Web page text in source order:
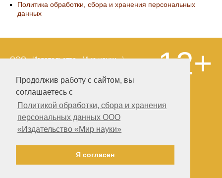
Продолжив работу с сайтом, вы
соглашаетесь с
Политикой обработки, сбора и хранения
персональных данных ООО
«Издательство «Мир науки»
Я согласен
Политика обработки, сбора и хранения персональных
данных
ООО «Издательство «Мир науки» \
LLC Материалы, размещенные на сайте,
охраняются Законом о защите авторских
прав. Публикация любых материалов
этого сайта запрещена без
предварительного согласования с
издательством. Авторские права на
размещенные на сайте научные
Александр Павлов, pavlov@mir-nauki.com
12+